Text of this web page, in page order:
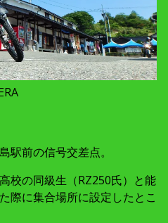
駅前の信号交差点。
校の同級生（RZ250氏）と能
際に集合場所に設定したとこ